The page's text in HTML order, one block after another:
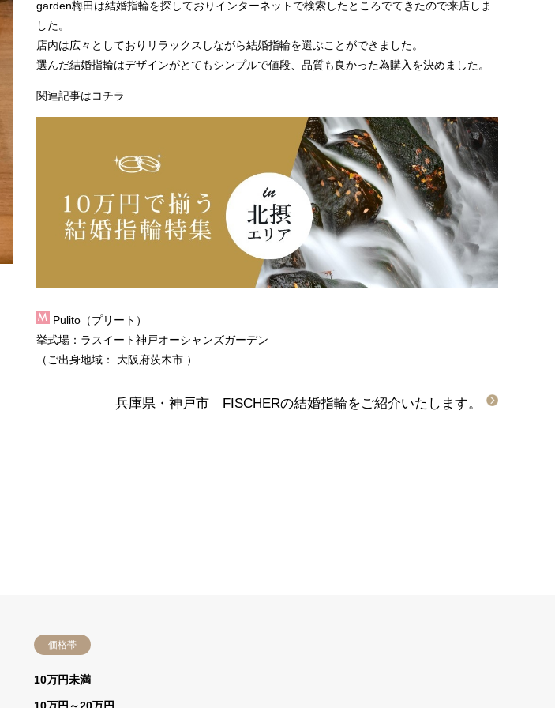
garden梅田は結婚指輪を探しておりインターネットで検索したところでてきたので来店しま
した。
店内は広々としておりリラックスしながら結婚指輪を選ぶことができました。
選んだ結婚指輪はデザインがとてもシンプルで値段、品質も良かった為購入を決めました。
関連記事はコチラ
Pulito（プリート）
挙式場： ラスイート神戸オーシャンズガーデン
（ご出身地域： 大阪府茨木市 ）
兵庫県・神戸市 FISCHERの結婚指輪をご紹介いたします。
価格帯
10万円未満